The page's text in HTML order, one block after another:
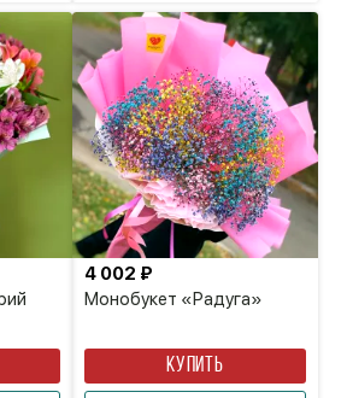
Монобукет «Радуга»
4 002 ₽
КУПИТЬ